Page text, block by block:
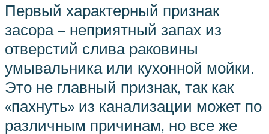
Первый характерный признак
засора – неприятный запах из
отверстий слива раковины
умывальника или кухонной мойки.
Это не главный признак, так как
«пахнуть» из канализации может по
различным причинам, но все же